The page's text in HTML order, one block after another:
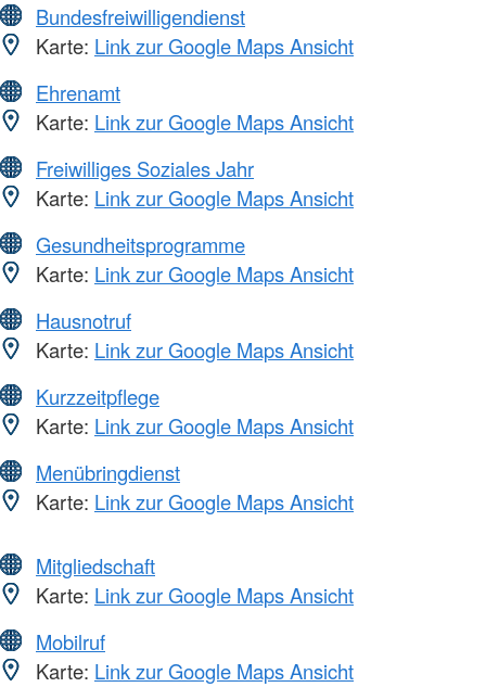
Bundesfreiwilligendienst
Karte: Link zur Google Maps Ansicht
Ehrenamt
Karte: Link zur Google Maps Ansicht
Freiwilliges Soziales Jahr
Karte: Link zur Google Maps Ansicht
Gesundheitsprogramme
Karte: Link zur Google Maps Ansicht
Hausnotruf
Karte: Link zur Google Maps Ansicht
Kurzzeitpflege
Karte: Link zur Google Maps Ansicht
Menübringdienst
Karte: Link zur Google Maps Ansicht
Mitgliedschaft
Karte: Link zur Google Maps Ansicht
Mobilruf
Karte: Link zur Google Maps Ansicht